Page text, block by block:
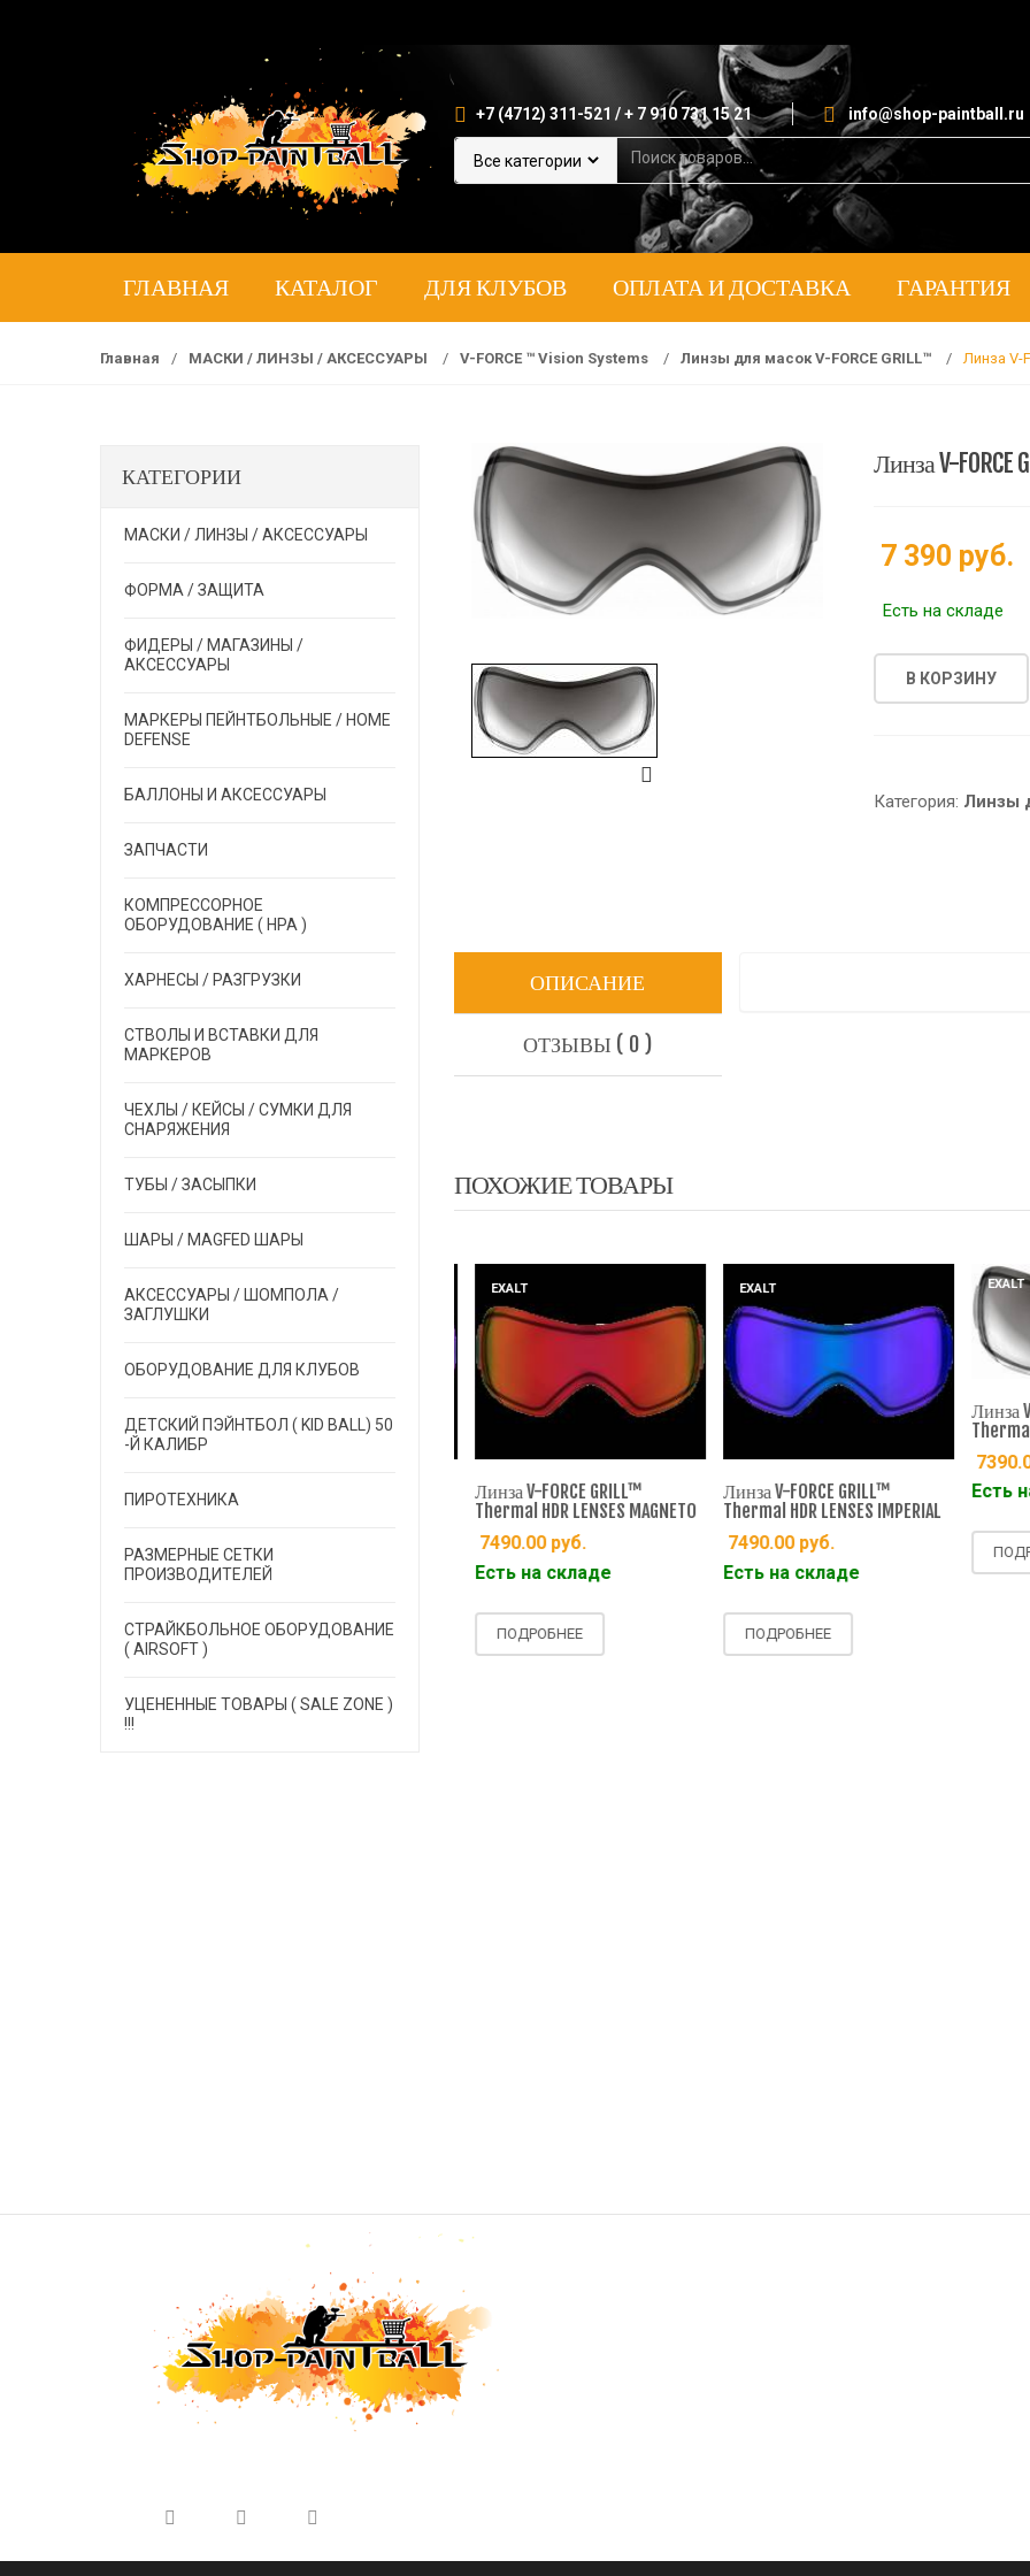
+7 (4712) 311-521 / + 7 910 731 15 21 info@shop-paintball.ru
f
:
ГЛАВНАЯ КАТАЛОГ ДЛЯ КЛУБОВ ОПЛАТА И ДОСТАВКА ГАРАНТИЯ
Главная / МАСКИ / ЛИНЗЫ / АКСЕССУАРЫ / V-FORCE ™ Vision Systems / Линзы для масок V-FORCE GRILL™ / Линза V-
КАТЕГОРИИ
МАСКИ / ЛИНЗЫ / АКСЕССУАРЫ
ФОРМА / ЗАЩИТА
ФИДЕРЫ / МАГАЗИНЫ /
АКСЕССУАРЫ
МАРКЕРЫ ПЕЙНТБОЛЬНЫЕ / HOME
DEFENSE
БАЛЛОНЫ И АКСЕССУАРЫ
ЗАПЧАСТИ
КОМПРЕССОРНОЕ
ОБОРУДОВАНИЕ ( HPA )
ХАРНЕСЫ / РАЗГРУЗКИ
СТВОЛЫ И ВСТАВКИ ДЛЯ
МАРКЕРОВ
ЧЕХЛЫ / КЕЙСЫ / СУМКИ ДЛЯ
СНАРЯЖЕНИЯ
ТУБЫ / ЗАСЫПКИ
ШАРЫ / MAGFED ШАРЫ
АКСЕССУАРЫ / ШОМПОЛА /
ЗАГЛУШКИ
ОБОРУДОВАНИЕ ДЛЯ КЛУБОВ
ДЕТСКИЙ ПЭЙНТБОЛ ( KID BALL) 50
-Й КАЛИБР
ПИРОТЕХНИКА
РАЗМЕРНЫЕ СЕТКИ
ПРОИЗВОДИТЕЛЕЙ
СТРАЙКБОЛЬНОЕ ОБОРУДОВАНИЕ
( AIRSOFT )
УЦЕНЕННЫЕ ТОВАРЫ ( SALE ZONE )
!!!
Линза V-FORCE
7 390 руб.
Есть на складе
В КОРЗИНУ
Категория: Линзы
ОПИСАНИЕ
ОТЗЫВЫ ( 0 )
ПОХОЖИЕ ТОВАРЫ
EXALT
Линза V-FORCE GRILL™
Thermal HDR LENSES
7490.00
EXALT
Линза V-FORCE GRILL™
Thermal HDR LENSES MAGNETO
7490.00руб.
Есть на складе
ПОДРОБНЕЕ
EXALT
Линза V-FORCE GRILL™
Thermal HDR LENSES IMPERIAL
7490.00руб.
Есть на складе
ПОДРОБНЕЕ
EXALT
Линза V-
Thermal
7390.00
Есть на